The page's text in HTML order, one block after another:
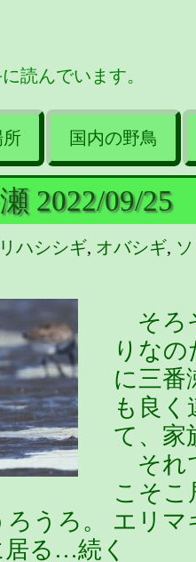
読んでいます。
所 国内の野鳥
2022/09/25
ハシシギ, オバシギ,
そろ
りな
に三
も良
て、家
それ
こそこ
ろうろ。 エリ
る…続く